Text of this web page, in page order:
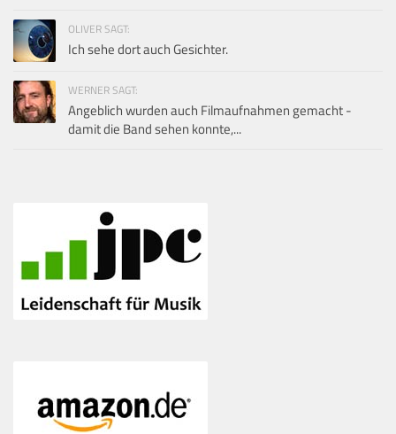
OLIVER SAGT:
Ich sehe dort auch Gesichter.
WERNER SAGT:
Angeblich wurden auch Filmaufnahmen gemacht -
damit die Band sehen konnte,...